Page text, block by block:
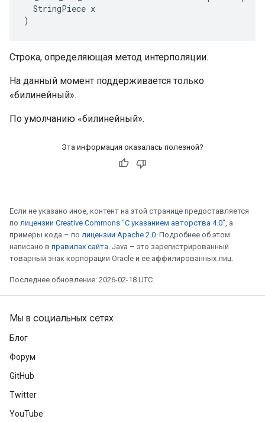
  StringPiece x
)
Строка, определяющая метод интерполяции.
На данный момент поддерживается только
«билинейный».
По умолчанию «билинейный».
Эта информация оказалась полезной?
Если не указано иное, контент на этой странице предоставляется
по лицензии Creative Commons "С указанием авторства 4.0", а
примеры кода – по лицензии Apache 2.0. Подробнее об этом
написано в правилах сайта. Java – это зарегистрированный
товарный знак корпорации Oracle и ее аффилированных лиц.
Последнее обновление: 2026-02-18 UTC.
Мы в социальных сетях
Блог
Форум
GitHub
Twitter
YouTube